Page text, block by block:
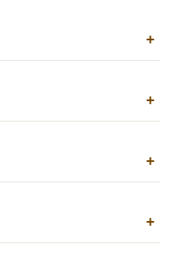
+
+
+
+